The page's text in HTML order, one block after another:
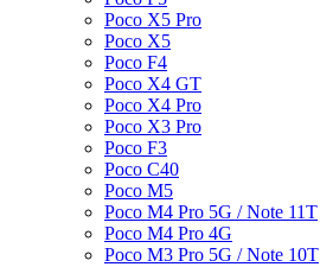
Poco X5 Pro
Poco X5
Poco F4
Poco X4 GT
Poco X4 Pro
Poco X3 Pro
Poco F3
Poco C40
Poco M5
Poco M4 Pro 5G / Note 11T
Poco M4 Pro 4G
Poco M3 Pro 5G / Note 10T